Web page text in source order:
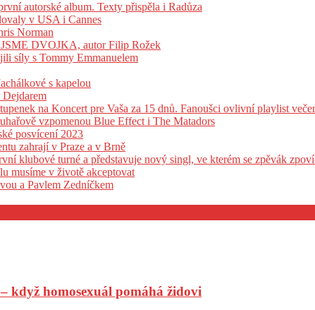
autorské album. Texty přispěla i Radůza
v USA i Cannes
Norman
DVOJKA, autor Filip Rožek
síly s Tommy Emmanuelem
s kapelou
na Koncert pre Vaša za 15 dnů. Fanoušci ovlivní playlist
vzpomenou Blue Effect i The Matadors
posvícení 2023
zahrají v Praze a v Brně
klubové turné a představuje nový singl, ve kterém se zpěvák
musíme v životě akceptovat
a Pavlem Zedníčkem
když homosexuál pomáhá židovi